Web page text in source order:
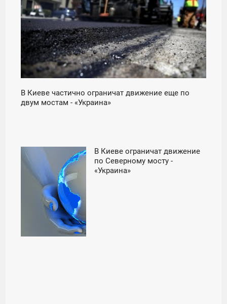
В Киеве частично ограничат движение еще по
двум мостам - «Украина»
В Киеве ограничат движение
по Северному мосту -
«Украина»